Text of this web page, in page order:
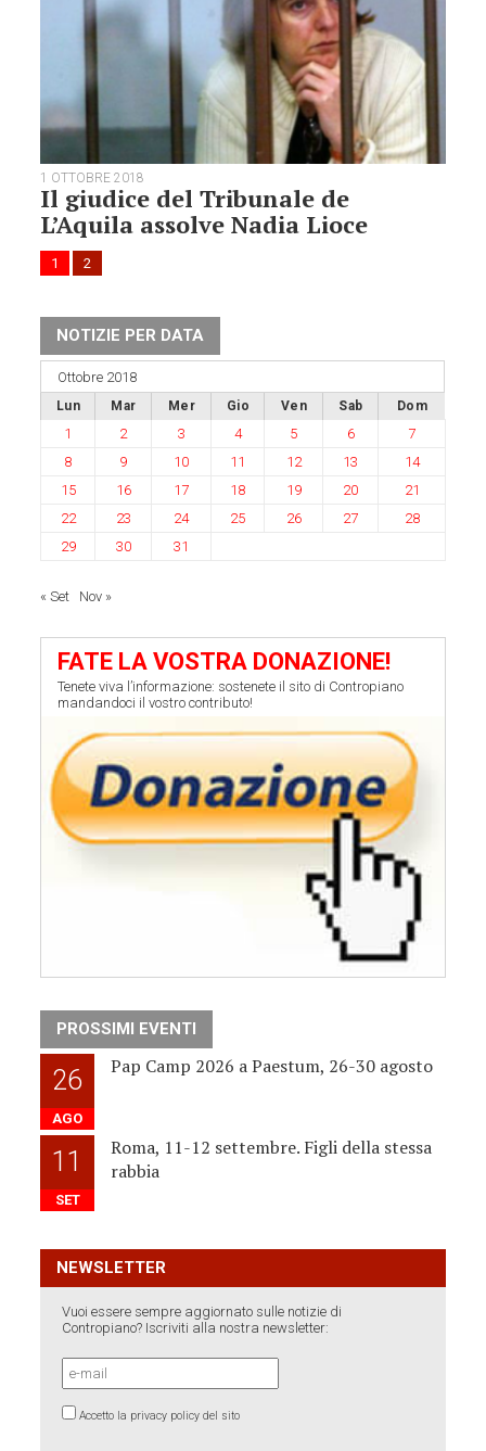
1 OTTOBRE 2018
Il giudice del Tribunale de
L’Aquila assolve Nadia Lioce
1 2
NOTIZIE PER DATA
Ottobre 2018
Lun Mar Mer Gio Ven Sab Dom
1 2 3 4 5 6
7
8
9 10 11 12 13
14
15
16 17 18 19 20
21
22
23 24 25 26 27
28
29
30 31
« Set Nov »
FATE LA VOSTRA DONAZIONE!
Tenete viva l’informazione: sostenete il sito di Contropiano
mandandoci il vostro contributo!
PROSSIMI EVENTI
26
AGO
Pap Camp 2026 a Paestum, 26-30 agosto
11
SET
Roma, 11-12 settembre. Figli della stessa
rabbia
NEWSLETTER
Vuoi essere sempre aggiornato sulle notizie di
Contropiano? Iscriviti alla nostra newsletter:
Accetto la privacy policy del sito